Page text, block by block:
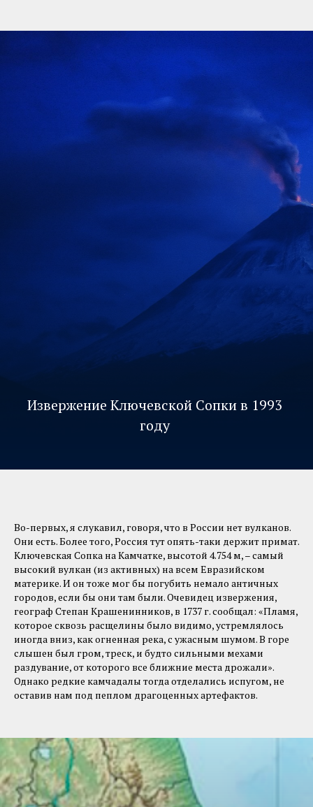
Извержение Ключевской Сопки в 1993
году
Во-первых, я слукавил, говоря, что в России нет вулканов.
Они есть. Более того, Россия тут опять-таки держит примат.
Ключевская Сопка на Камчатке, высотой 4.754 м, – самый
высокий вулкан (из активных) на всем Евразийском
материке. И он тоже мог бы погубить немало античных
городов, если бы они там были. Очевидец извержения,
географ Степан Крашенинников, в 1737 г. сообщал: «Пламя,
которое сквозь расщелины было видимо, устремлялось
иногда вниз, как огненная река, с ужасным шумом. В горе
слышен был гром, треск, и будто сильными мехами
раздувание, от которого все ближние места дрожали».
Однако редкие камчадалы тогда отделались испугом, не
оставив нам под пеплом драгоценных артефактов.